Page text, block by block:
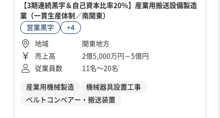
【3期連続黒字＆自己資本比率20％】産業用搬送設備製造
業（一貫生産体制／南関東）
営業黒字
+4
地域
関東地方
売上高
2億5,000万円～5億円
従業員数
11名〜20名
産業用機械製造
機械器具設置工事
ベルトコンベアー・搬送装置